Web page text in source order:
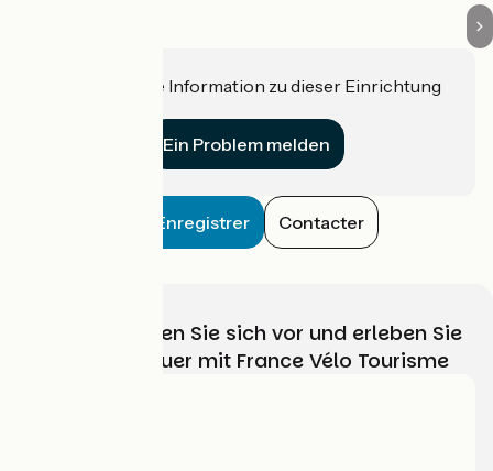
Haben Sie eine Information zu dieser Einrichtung
Ein Problem melden
Enregistrer Contacter
Wählen, bereiten Sie sich vor und erleben Sie
Ihr Radabenteuer mit France Vélo Tourisme